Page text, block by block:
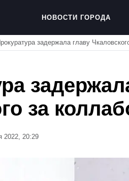
НОВОСТИ ГОРОДА
задержала главу
за
2022, 20:29